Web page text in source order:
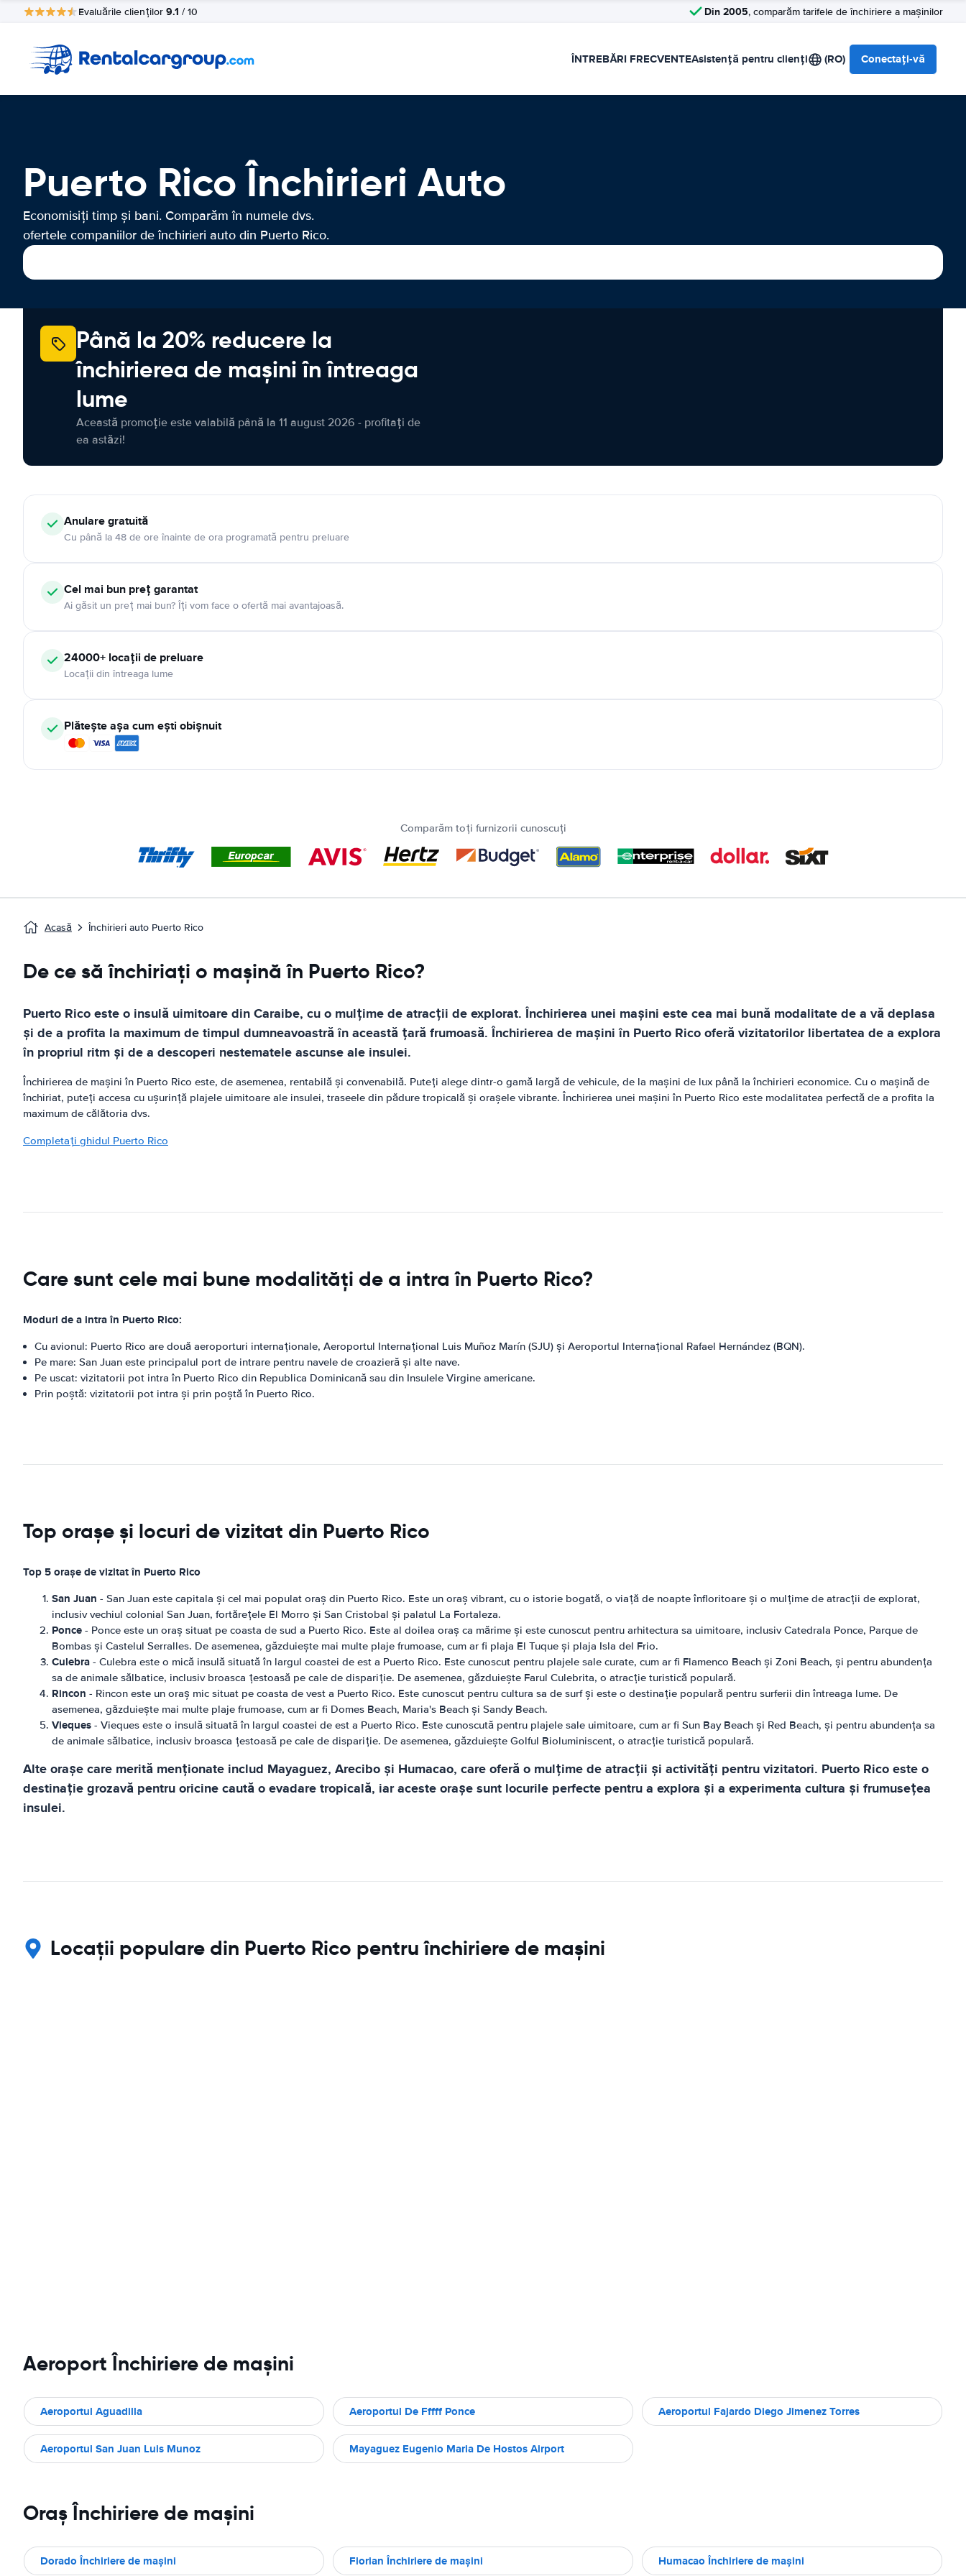
Evaluările clienților 9.1 / 10 Din 2005, comparăm tarifele de închiriere a mașinilor
ÎNTREBĂRI FRECVENTEAsistență pentru clienți (RO) Conectați-vă
Puerto Rico Închirieri Auto
Economisiți timp și bani. Comparăm în numele dvs.
ofertele companiilor de închirieri auto din Puerto Rico.
Până la 20% reducere la
închirierea de mașini în întreaga
lume
Această promoție este valabilă până la 11 august 2026 - profitați de
ea astăzi!
Anulare gratuită
Cu până la 48 de ore înainte de ora programată pentru preluare
Cel mai bun preț garantat
Ai găsit un preț mai bun? Îți vom face o ofertă mai avantajoasă.
24000+ locații de preluare
Locații din întreaga lume
Plătește așa cum ești obișnuit
Comparăm toți furnizorii cunoscuți
Acasă Închirieri auto Puerto Rico
De ce să închiriați o mașină în Puerto Rico?
Puerto Rico este o insulă uimitoare din Caraibe, cu o mulțime de atracții de explorat. Închirierea unei mașini este cea mai bună modalitate de a vă deplasa
și de a profita la maximum de timpul dumneavoastră în această țară frumoasă. Închirierea de mașini în Puerto Rico oferă vizitatorilor libertatea de a explora
în propriul ritm și de a descoperi nestematele ascunse ale insulei.
Închirierea de mașini în Puerto Rico este, de asemenea, rentabilă și convenabilă. Puteți alege dintr-o gamă largă de vehicule, de la mașini de lux până la închirieri economice. Cu o mașină de
închiriat, puteți accesa cu ușurință plajele uimitoare ale insulei, traseele din pădure tropicală și orașele vibrante. Închirierea unei mașini în Puerto Rico este modalitatea perfectă de a profita la
maximum de călătoria dvs.
Completați ghidul Puerto Rico
Care sunt cele mai bune modalități de a intra în Puerto Rico?
Moduri de a intra în Puerto Rico:
Cu avionul: Puerto Rico are două aeroporturi internaționale, Aeroportul Internațional Luis Muñoz Marín (SJU) și Aeroportul Internațional Rafael Hernández (BQN).
Pe mare: San Juan este principalul port de intrare pentru navele de croazieră și alte nave.
Pe uscat: vizitatorii pot intra în Puerto Rico din Republica Dominicană sau din Insulele Virgine americane.
Prin poștă: vizitatorii pot intra și prin poștă în Puerto Rico.
Top orașe și locuri de vizitat din Puerto Rico
Top 5 orașe de vizitat în Puerto Rico
San Juan - San Juan este capitala și cel mai populat oraș din Puerto Rico. Este un oraș vibrant, cu o istorie bogată, o viață de noapte înfloritoare și o mulțime de atracții de explorat,
inclusiv vechiul colonial San Juan, fortărețele El Morro și San Cristobal și palatul La Fortaleza.
Ponce - Ponce este un oraș situat pe coasta de sud a Puerto Rico. Este al doilea oraș ca mărime și este cunoscut pentru arhitectura sa uimitoare, inclusiv Catedrala Ponce, Parque de
Bombas și Castelul Serralles. De asemenea, găzduiește mai multe plaje frumoase, cum ar fi plaja El Tuque și plaja Isla del Frio.
Culebra - Culebra este o mică insulă situată în largul coastei de est a Puerto Rico. Este cunoscut pentru plajele sale curate, cum ar fi Flamenco Beach și Zoni Beach, și pentru abundența
sa de animale sălbatice, inclusiv broasca țestoasă pe cale de dispariție. De asemenea, găzduiește Farul Culebrita, o atracție turistică populară.
Rincon - Rincon este un oraș mic situat pe coasta de vest a Puerto Rico. Este cunoscut pentru cultura sa de surf și este o destinație populară pentru surferii din întreaga lume. De
asemenea, găzduiește mai multe plaje frumoase, cum ar fi Domes Beach, Maria's Beach și Sandy Beach.
Vieques - Vieques este o insulă situată în largul coastei de est a Puerto Rico. Este cunoscută pentru plajele sale uimitoare, cum ar fi Sun Bay Beach și Red Beach, și pentru abundența sa
de animale sălbatice, inclusiv broasca țestoasă pe cale de dispariție. De asemenea, găzduiește Golful Bioluminiscent, o atracție turistică populară.
Alte orașe care merită menționate includ Mayaguez, Arecibo și Humacao, care oferă o mulțime de atracții și activități pentru vizitatori. Puerto Rico este o
destinație grozavă pentru oricine caută o evadare tropicală, iar aceste orașe sunt locurile perfecte pentru a explora și a experimenta cultura și frumusețea
insulei.
Locații populare din Puerto Rico pentru închiriere de mașini
Aeroport Închiriere de maşini
Aeroportul Aguadilla Aeroportul De Fffff Ponce Aeroportul Fajardo Diego Jimenez Torres
Aeroportul San Juan Luis Munoz Mayaguez Eugenio Maria De Hostos Airport
Oraş Închiriere de maşini
Dorado Închiriere de maşini Florian Închiriere de maşini Humacao Închiriere de maşini